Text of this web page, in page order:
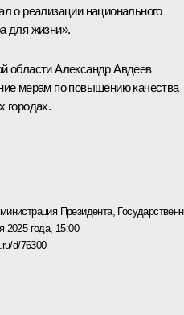
о реализации национального
для жизни».
областиАлександр Авдеев
мерам по повышению качества
городах.
Президента,
2025 года, 15:00
d/76300